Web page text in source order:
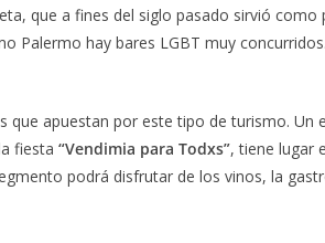
que a fines del siglo pasado sirvió
Palermo hay bares LGBT muy
que apuestan por este tipo de turismo. Un
fiesta “Vendimia para Todxs”, tiene lugar
podrá disfrutar de los vinos, la